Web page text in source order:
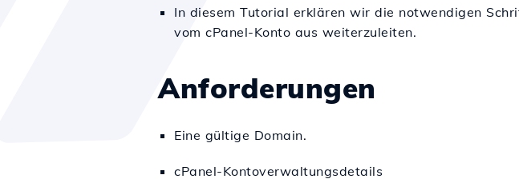
In diesem Tutorial erklären wir die notwendigen
vom cPanel-Konto aus weiterzuleiten.
Anforderungen
Eine gültige Domain.
cPanel-Kontoverwaltungsdetails